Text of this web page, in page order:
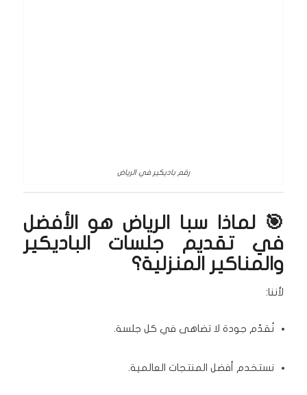
رقم باديكير في الرياض
🎯 لماذا سبا الرياض هو الأفضل
في تقديم جلسات الباديكير
والمناكير المنزلية؟
لأننا:
نُقدّم جودة لا تضاهى في كل جلسة.
نستخدم أفضل المنتجات العالمية.